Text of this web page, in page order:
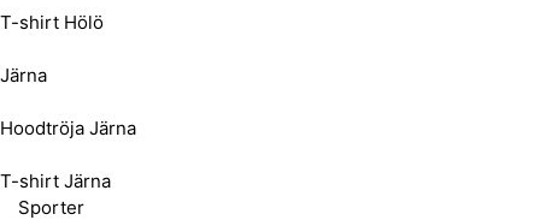
T-shirt Hölö
Järna
Hoodtröja Järna
T-shirt Järna
Sporter